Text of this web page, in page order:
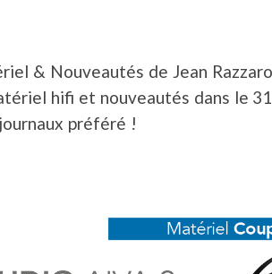
& Nouveautés de Jean
hifi et nouveautés dans le
préféré !